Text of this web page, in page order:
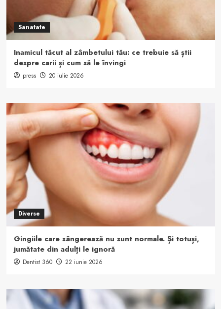
Sanatate
Inamicul tăcut al zâmbetului tău: ce trebuie să știi
despre carii și cum să le învingi
press 20 iulie 2026
Diverse
Gingiile care sângerează nu sunt normale. Și totuși,
jumătate din adulți le ignoră
Dentist 360 22 iunie 2026